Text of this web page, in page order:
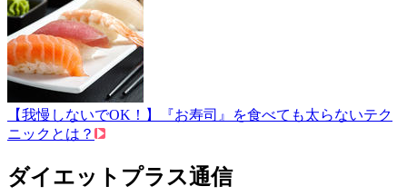
【我慢しないでOK！】『お寿司』を食べても太らないテク
ニックとは？
ダイエットプラス通信